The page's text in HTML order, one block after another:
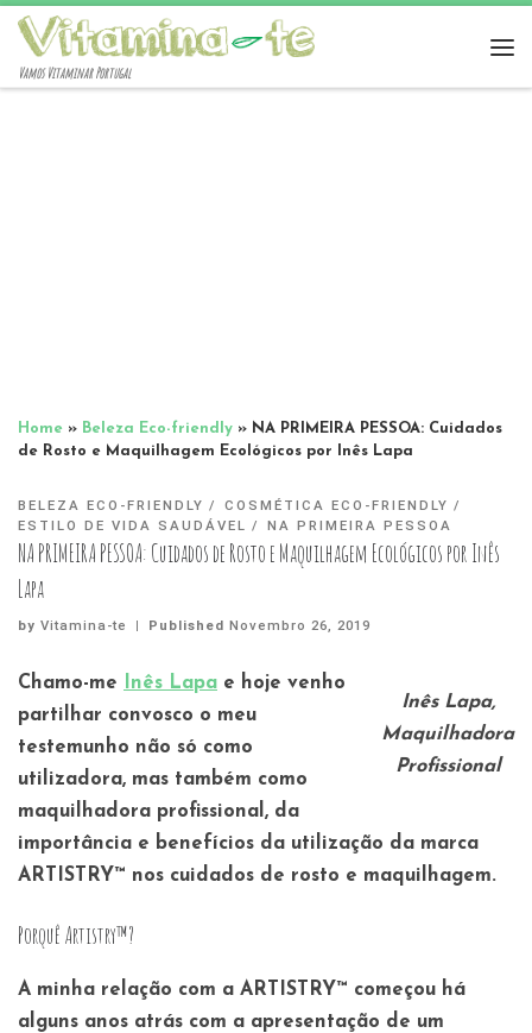
Vamos Vitaminar Portugal
Home » Beleza Eco-friendly » NA PRIMEIRA PESSOA: Cuidados
de Rosto e Maquilhagem Ecológicos por Inês Lapa
BELEZA ECO-FRIENDLY
COSMÉTICA ECO-FRIENDLY
ESTILO DE VIDA SAUDÁVEL
NA PRIMEIRA PESSOA
NA PRIMEIRA PESSOA: Cuidados de Rosto e Maquilhagem Ecológicos por Inês
Lapa
by Vitamina-te | PublishedNovembro 26, 2019
Inês Lapa,
Maquilhadora
Profissional
Chamo-me Inês Lapa e hoje venho
partilhar convosco o meu
testemunho não só como
utilizadora, mas também como
maquilhadora profissional, da
importância e benefícios da utilização da marca
ARTISTRY™ nos cuidados de rosto e maquilhagem.
Porquê Artistry™?
A minha relação com a ARTISTRY™ começou há
alguns anos atrás com a apresentação de um